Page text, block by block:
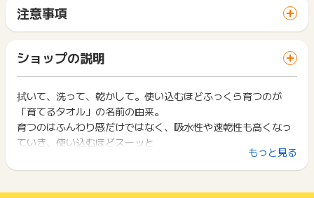
※ポイントに関するお問い合わせは、
ポイントタウンのサポート
までお問い合わせください。ポイントについて、広告主に直接
お問い合わせをした場合、ポイント獲得対象外となる場合がご
ざいます。
サイトに移動してからお申し込みやお買い物が完了するまでの
間に、同じブラウザ（※）で他のサイトに移動した場合はポイン
ト獲得ができません。
「 ショッピングでポイントGET 」ボタンを押した時とサービ
ス・お買い物利用時で、デバイス・ブラウザが異なる場合はポ
イント獲得ができません。
2回以上同じお買い物・サービスをご利用される場合は、毎回
ポイントタウンに戻り、「 ショッピングでポイントGET 」ボ
タンを押してからご利用ください。
下記の事項に該当する場合、広告主側で対象外とみなし、「獲
い物を複数回ご利用された場合
注意事項
一部のサービスにつきましては、1商品につき10円単位の金額
は切り捨てとなります。
ポイント獲得が1ポイント未満のものは切り捨てとなり、ポイ
ント履歴には記載されません。
原則として広告主側のポイント等を利用して支払われた金額分
につきましては、ポイントタウンのポイント獲得の対象には含
まれません。
広告主が運営しているサービスの都合もしくは会員様の都合で
商品の交換や一部でもキャンセルされた場合、ポイントが無効
になる可能性もございます。
ショップの説明
拭いて、洗って、乾かして。使い込むほどふっくら育つのが
「育てるタオル」の名前の由来。
育つのはふんわり感だけではなく、吸水性や速乾性も高くなっ
ていき、使い込むほどスーッと
やさしく水分を吸ってくれる。そんな楽しい驚きが待っている
タオルです。
もっと見る